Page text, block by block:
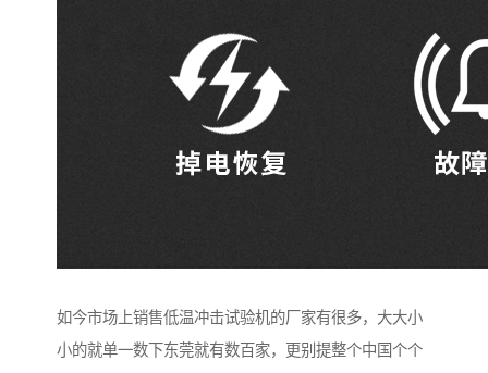
如今市场上销售低温冲击试验机的厂家有很多，大大小
小的就单一数下东莞就有数百家，更别提整个中国个个